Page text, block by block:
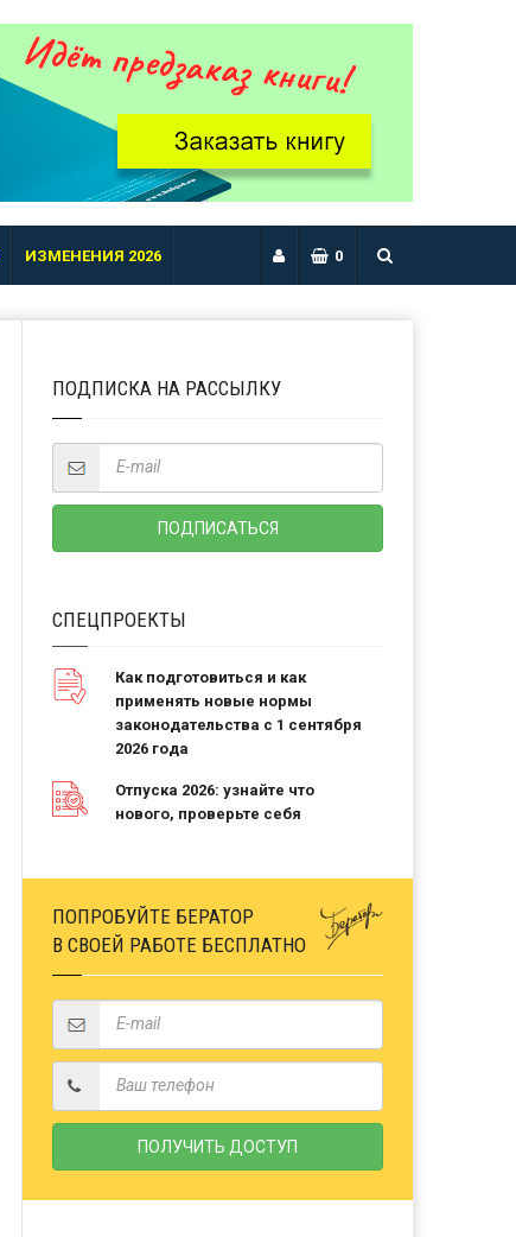
ИЗМЕНЕНИЯ 2026 0
ПОДПИСКА НА РАССЫЛКУ
СПЕЦПРОЕКТЫ
Как подготовиться и как
применять новые нормы
законодательства с 1 сентября
2026 года
Отпуска 2026: узнайте что
нового, проверьте себя
ПОПРОБУЙТЕ БЕРАТОР
В СВОЕЙ РАБОТЕ БЕСПЛАТНО